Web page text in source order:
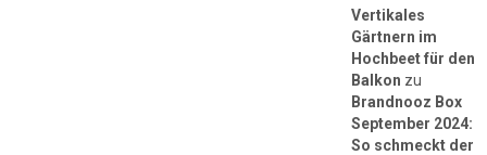
Vertikales
Gärtnern im
Hochbeet für den
Balkon zu
Brandnooz Box
September 2024:
So schmeckt der